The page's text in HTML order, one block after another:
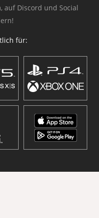
auf Discord und Social
für: